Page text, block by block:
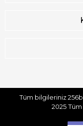
Tüm bilgileriniz
2025